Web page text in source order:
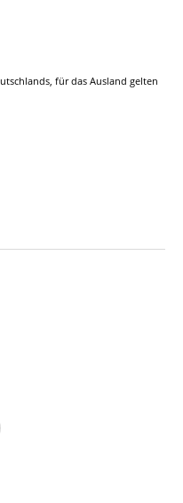
für das Ausland gelten